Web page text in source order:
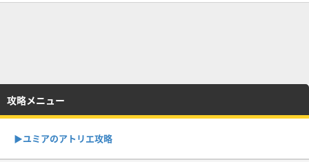
攻略メニュー
▶︎ユミアのアトリエ攻略